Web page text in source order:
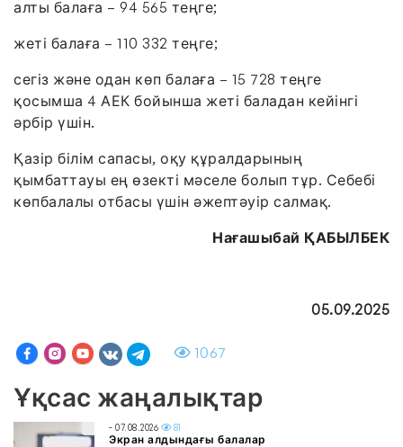
алты балаға – 94 565 теңге;
жеті балаға – 110 332 теңге;
сегіз және одан көп балаға – 15 728 теңге
қосымша 4 АЕК бойынша жеті баладан кейінгі
әрбір үшін.
Қазір білім сапасы, оқу құралдарының
қымбаттауы ең өзекті мәселе болып тұр. Себебі
көпбалалы отбасы үшін әжептәуір салмақ.
Нағашыбай ҚАБЫЛБЕК
05.09.2025
1067
Ұқсас жаңалықтар
- 07.08.2026 81
Экран алдындағы балалар